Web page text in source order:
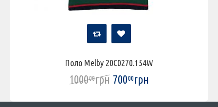
Поло Melby 20C0270.154W
100000грн 70000грн